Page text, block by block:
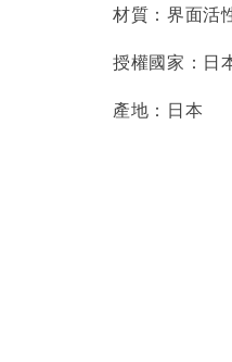
材質：界面活
授權國家：日
產地：日本